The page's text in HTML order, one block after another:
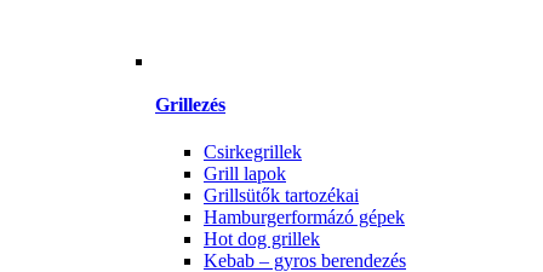
Grillezés
Csirkegrillek
Grill lapok
Grillsütők tartozékai
Hamburgerformázó gépek
Hot dog grillek
Kebab – gyros berendezés